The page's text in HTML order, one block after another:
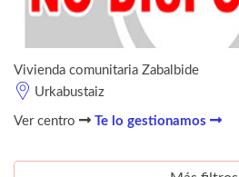
Vivienda comunitaria Zabalbide
Urkabustaiz
Ver centro Te lo gestionamos